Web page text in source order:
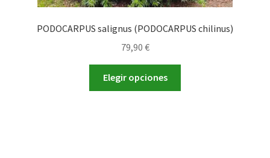
PODOCARPUS salignus (PODOCARPUS chilinus)
79,90 €
Elegir opciones